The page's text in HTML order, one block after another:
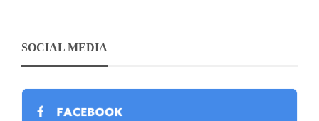
SOCIAL MEDIA